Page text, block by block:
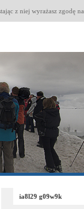
z niej wyrażasz zgodę
ia8l29 g09w9k